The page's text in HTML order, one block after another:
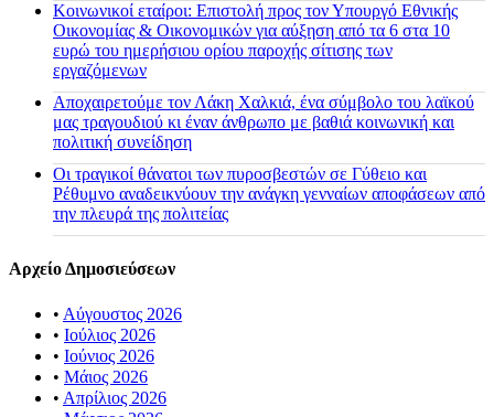
Κοινωνικοί εταίροι: Επιστολή προς τον Υπουργό Εθνικής
Οικονομίας & Οικονομικών για αύξηση από τα 6 στα 10
ευρώ του ημερήσιου ορίου παροχής σίτισης των
εργαζόμενων
Αποχαιρετούμε τον Λάκη Χαλκιά, ένα σύμβολο του λαϊκού
μας τραγουδιού κι έναν άνθρωπο με βαθιά κοινωνική και
πολιτική συνείδηση
Οι τραγικοί θάνατοι των πυροσβεστών σε Γύθειο και
Ρέθυμνο αναδεικνύουν την ανάγκη γενναίων αποφάσεων από
την πλευρά της πολιτείας
Αρχείο Δημοσιεύσεων
• Αύγουστος 2026
• Ιούλιος 2026
• Ιούνιος 2026
• Μάιος 2026
• Απρίλιος 2026